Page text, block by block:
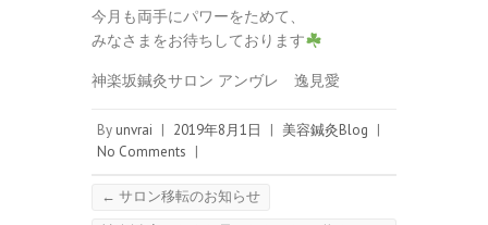
今月も両手にパワーをためて、
みなさまをお待ちしております
神楽坂鍼灸サロン アンヴレ 逸見愛
By unvrai | 2019年8月1日 | 美容鍼灸Blog |
No Comments |
← サロン移転のお知らせ